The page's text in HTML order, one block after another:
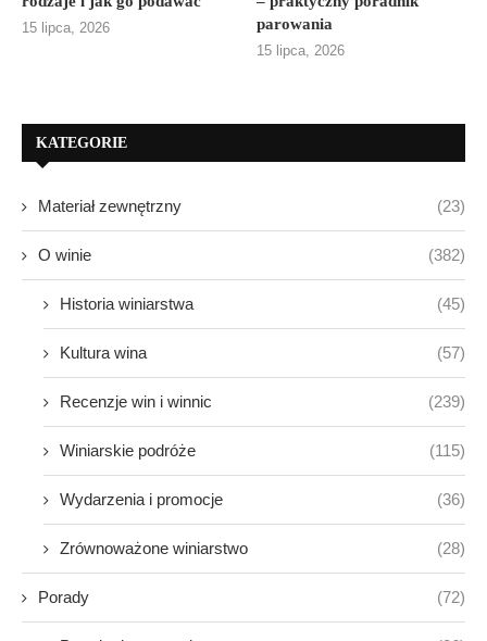
15 lipca, 2026
parowania
15 lipca, 2026
KATEGORIE
Materiał zewnętrzny (23)
O winie (382)
Historia winiarstwa (45)
Kultura wina (57)
Recenzje win i winnic (239)
Winiarskie podróże (115)
Wydarzenia i promocje (36)
Zrównoważone winiarstwo (28)
Porady (72)